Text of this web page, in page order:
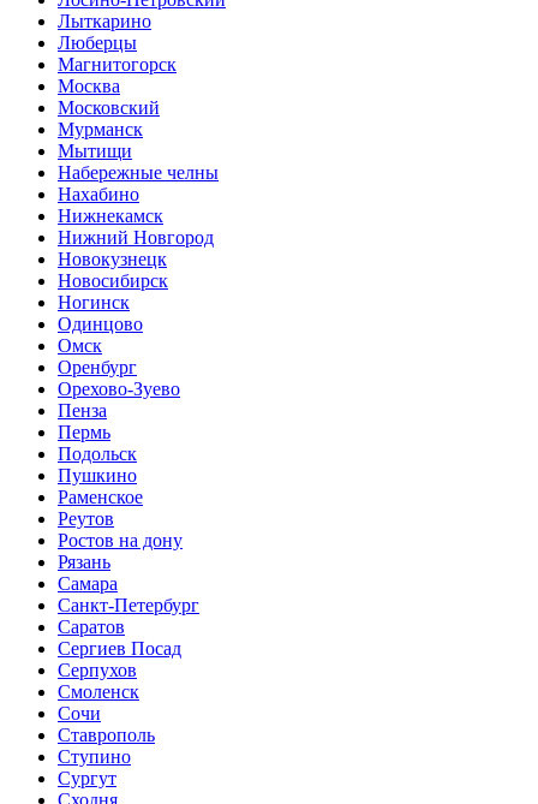
Лыткарино
Люберцы
Магнитогорск
Москва
Московский
Мурманск
Мытищи
Набережные челны
Нахабино
Нижнекамск
Нижний Новгород
Новокузнецк
Новосибирск
Ногинск
Одинцово
Омск
Оренбург
Орехово-Зуево
Пенза
Пермь
Подольск
Пушкино
Раменское
Реутов
Ростов на дону
Рязань
Самара
Санкт-Петербург
Саратов
Сергиев Посад
Серпухов
Смоленск
Сочи
Ставрополь
Ступино
Сургут
Сходня